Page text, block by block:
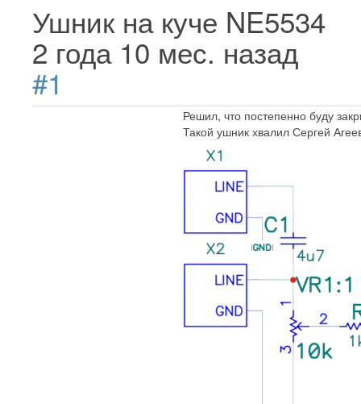
Ушник на куче NE5534
2 года 10 мес. назад
#1
Решил, что постепенно буду
Такой ушник хвалил Сергей